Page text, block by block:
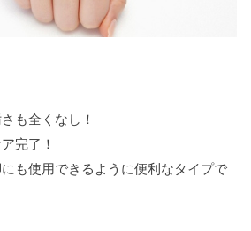
も全くなし！
完了！
も使用できるように便利なタイプで